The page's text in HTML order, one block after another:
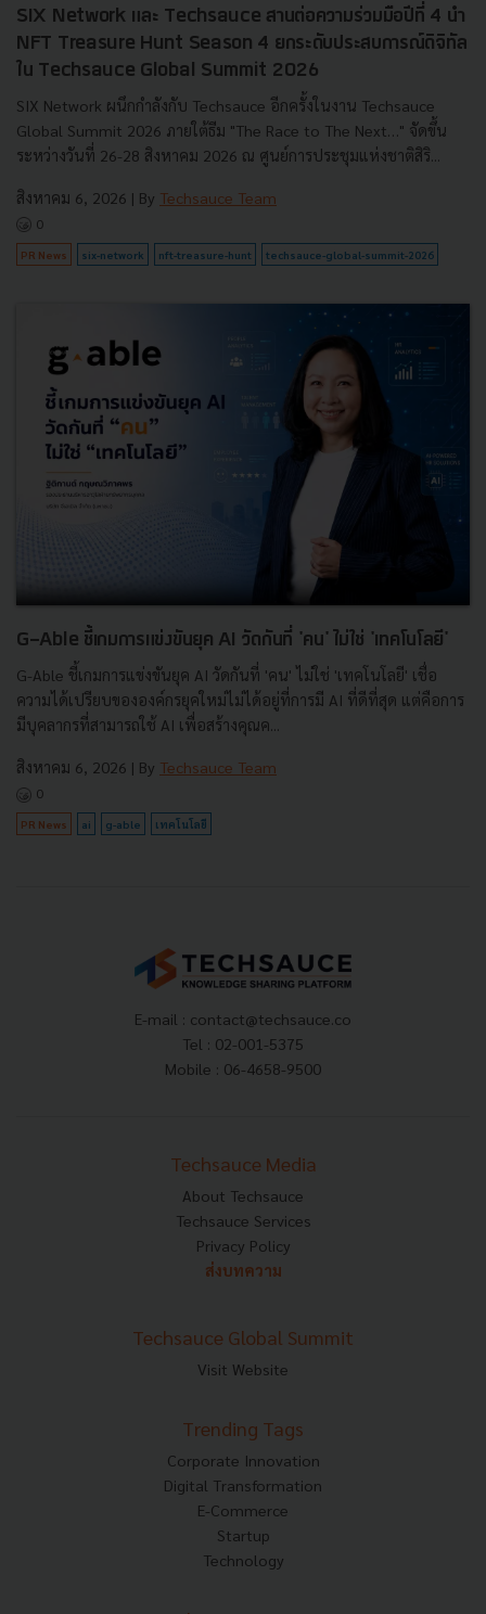
SIX Network และ Techsauce สานต่อความร่วมมือปีที่ 4 นำ
NFT Treasure Hunt Season 4 ยกระดับประสบการณ์ดิจิทัล
ใน Techsauce Global Summit 2026
SIX Network ผนึกกำลังกับ Techsauce อีกครั้งในงาน Techsauce
Global Summit 2026 ภายใต้ธีม "The Race to The Next…" จัดขึ้น
ระหว่างวันที่ 26-28 สิงหาคม 2026 ณ ศูนย์การประชุมแห่งชาติสิริ...
สิงหาคม 6, 2026 | By Techsauce Team
0
PR News six-network nft-treasure-hunt techsauce-global-summit-2026
G-Able ชี้เกมการแข่งขันยุค AI วัดกันที่ 'คน' ไม่ใช่ 'เทคโนโลยี'
G-Able ชี้เกมการแข่งขันยุค AI วัดกันที่ 'คน' ไม่ใช่ 'เทคโนโลยี' เชื่อ
ความได้เปรียบขององค์กรยุคใหม่ไม่ได้อยู่ที่การมี AI ที่ดีที่สุด แต่คือการ
มีบุคลากรที่สามารถใช้ AI เพื่อสร้างคุณค...
สิงหาคม 6, 2026 | By Techsauce Team
0
PR News ai g-able เทคโนโลยี
E-mail : contact@techsauce.co
Tel : 02-001-5375
Mobile : 06-4658-9500
Techsauce Media
About Techsauce
Techsauce Services
Privacy Policy
ส่งบทความ
Techsauce Global Summit
Visit Website
Trending Tags
Corporate Innovation
Digital Transformation
E-Commerce
Startup
Technology